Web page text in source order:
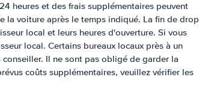
heures et des frais supplémentaires peuvent
la voiture après le temps indiqué. La fin de drop
local et leurs heures d'ouverture. Si vous
local. Certains bureaux locaux près à un
Il ne sont pas obligé de garder la
coûts supplémentaires, veuillez vérifier les